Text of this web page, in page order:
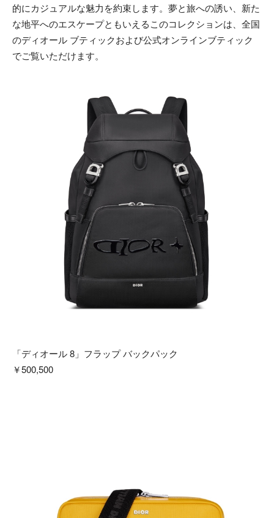
的にカジュアルな魅力を約束します。夢と旅への誘い、新た
な地平へのエスケープともいえるこのコレクションは、全国
のディオール ブティックおよび公式オンラインブティック
でご覧いただけます。
「ディオール 8」フラップ バックパック
￥500,500